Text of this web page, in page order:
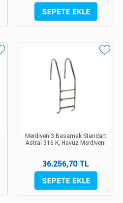
Merdiven 3 Basamak Standart
Astral 316 K, Havuz Merdiveni
36.256,70 TL